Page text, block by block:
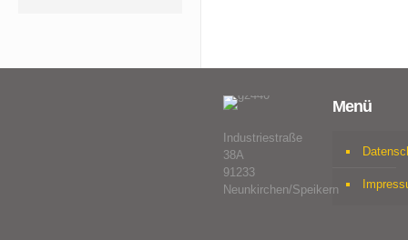
Industriestraße
38A
91233
Neunkirchen/Speikern
Menü